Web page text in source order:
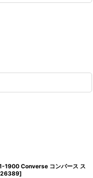
1900 Converse コンバース ス
]